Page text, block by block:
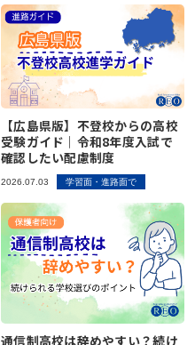
【広島県版】不登校からの高校
受験ガイド｜令和8年度入試で
確認したい配慮制度
2026.07.03 学習面・進路面で
通信制高校は辞めやすい？続け